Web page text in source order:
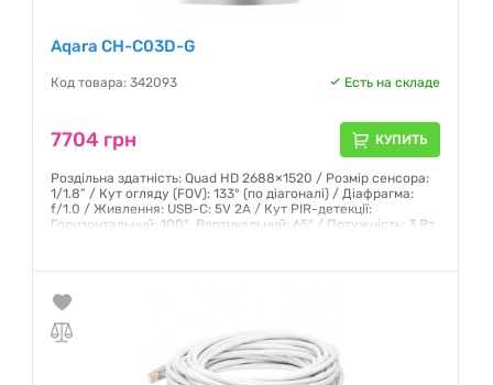
Aqara CH-C03D-G
Код товара: 342093 Есть на складе
7704 грн КУПИТЬ
Роздільна здатність: Quad HD 2688×1520 / Розмір сенсора:
1/1.8” / Кут огляду (FOV): 133° (по діагоналі) / Діафрагма:
f/1.0 / Живлення: USB-C: 5V 2A / Кут PIR-детекції:
Горизонтальний: 100°, Вертикальний: 65° / Потужність: 3 Вт